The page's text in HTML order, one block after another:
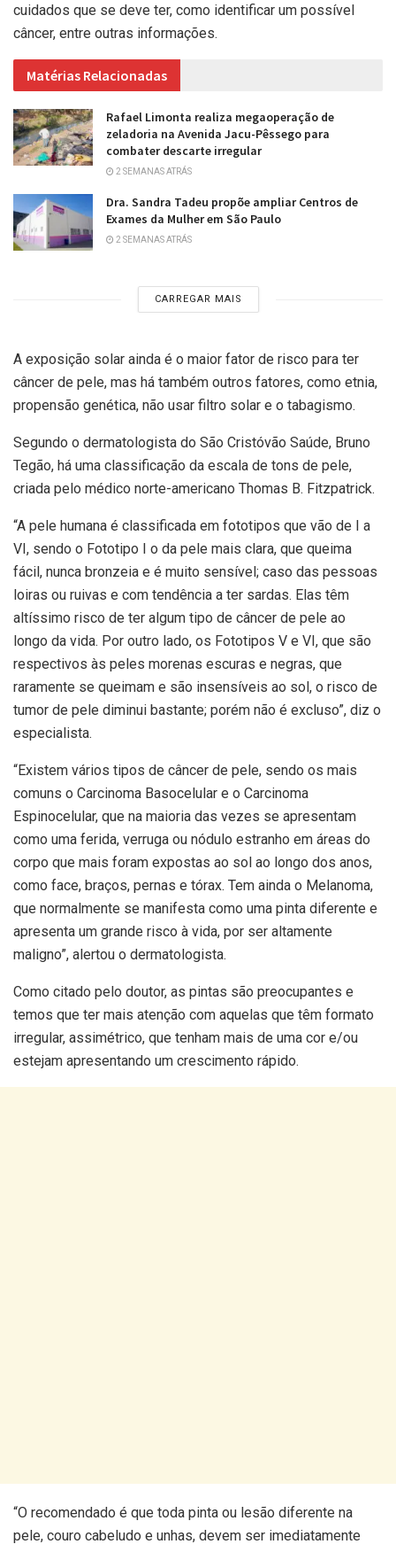
cuidados que se deve ter, como identificar um possível
câncer, entre outras informações.
Matérias Relacionadas
Rafael Limonta realiza megaoperação de
zeladoria na Avenida Jacu-Pêssego para
combater descarte irregular
2 SEMANAS ATRÁS
Dra. Sandra Tadeu propõe ampliar Centros de
Exames da Mulher em São Paulo
2 SEMANAS ATRÁS
CARREGAR MAIS
A exposição solar ainda é o maior fator de risco para ter
câncer de pele, mas há também outros fatores, como etnia,
propensão genética, não usar filtro solar e o tabagismo.
Segundo o dermatologista do São Cristóvão Saúde, Bruno
Tegão, há uma classificação da escala de tons de pele,
criada pelo médico norte-americano Thomas B. Fitzpatrick.
“A pele humana é classificada em fototipos que vão de I a
VI, sendo o Fototipo I o da pele mais clara, que queima
fácil, nunca bronzeia e é muito sensível; caso das pessoas
loiras ou ruivas e com tendência a ter sardas. Elas têm
altíssimo risco de ter algum tipo de câncer de pele ao
longo da vida. Por outro lado, os Fototipos V e VI, que são
respectivos às peles morenas escuras e negras, que
raramente se queimam e são insensíveis ao sol, o risco de
tumor de pele diminui bastante; porém não é excluso”, diz o
especialista.
“Existem vários tipos de câncer de pele, sendo os mais
comuns o Carcinoma Basocelular e o Carcinoma
Espinocelular, que na maioria das vezes se apresentam
como uma ferida, verruga ou nódulo estranho em áreas do
corpo que mais foram expostas ao sol ao longo dos anos,
como face, braços, pernas e tórax. Tem ainda o Melanoma,
que normalmente se manifesta como uma pinta diferente e
apresenta um grande risco à vida, por ser altamente
maligno”, alertou o dermatologista.
Como citado pelo doutor, as pintas são preocupantes e
temos que ter mais atenção com aquelas que têm formato
irregular, assimétrico, que tenham mais de uma cor e/ou
estejam apresentando um crescimento rápido.
“O recomendado é que toda pinta ou lesão diferente na
pele, couro cabeludo e unhas, devem ser imediatamente